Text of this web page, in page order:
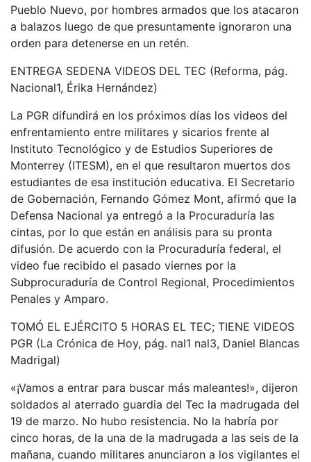
Pueblo Nuevo, por hombres armados que los atacaron
a balazos luego de que presuntamente ignoraron una
orden para detenerse en un retén.
ENTREGA SEDENA VIDEOS DEL TEC (Reforma, pág.
Nacional1, Érika Hernández)
La PGR difundirá en los próximos días los videos del
enfrentamiento entre militares y sicarios frente al
Instituto Tecnológico y de Estudios Superiores de
Monterrey (ITESM), en el que resultaron muertos dos
estudiantes de esa institución educativa. El Secretario
de Gobernación, Fernando Gómez Mont, afirmó que la
Defensa Nacional ya entregó a la Procuraduría las
cintas, por lo que están en análisis para su pronta
difusión. De acuerdo con la Procuraduría federal, el
video fue recibido el pasado viernes por la
Subprocuraduría de Control Regional, Procedimientos
Penales y Amparo.
TOMÓ EL EJÉRCITO 5 HORAS EL TEC; TIENE VIDEOS
PGR (La Crónica de Hoy, pág. nal1 nal3, Daniel Blancas
Madrigal)
«¡Vamos a entrar para buscar más maleantes!», dijeron
soldados al aterrado guardia del Tec la madrugada del
19 de marzo. No hubo resistencia. No la habría por
cinco horas, de la una de la madrugada a las seis de la
mañana, cuando militares anunciaron a los vigilantes el